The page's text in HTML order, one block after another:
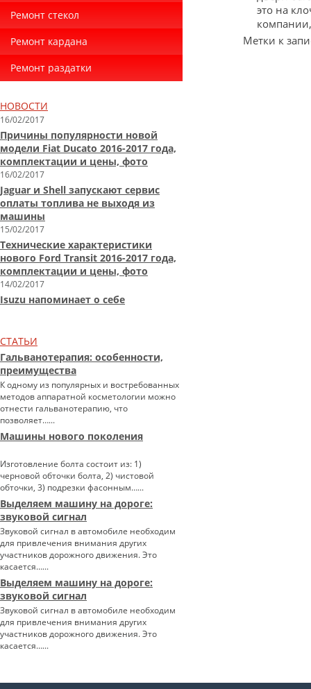
Ремонт стекол
Ремонт кардана
Ремонт раздатки
НОВОСТИ
16/02/2017
Причины популярности новой
модели Fiat Ducato 2016-2017 года,
комплектации и цены, фото
16/02/2017
Jaguar и Shell запускают сервис
оплаты топлива не выходя из
машины
15/02/2017
Технические характеристики
нового Ford Transit 2016-2017 года,
комплектации и цены, фото
14/02/2017
Isuzu напоминает о себе
СТАТЬИ
Гальванотерапия: особенности,
преимущества
К одному из популярных и востребованных
методов аппаратной косметологии можно
отнести гальванотерапию, что
позволяет…...
Машины нового поколения
Изготовление болта состоит из: 1)
черновой обточки болта, 2) чистовой
обточки, 3) подрезки фасонным…...
Выделяем машину на дороге:
звуковой сигнал
Звуковой сигнал в автомобиле необходим
для привлечения внимания других
участников дорожного движения. Это
касается…...
Выделяем машину на дороге:
звуковой сигнал
Звуковой сигнал в автомобиле необходим
для привлечения внимания других
участников дорожного движения. Это
касается…...
это на
Метки к